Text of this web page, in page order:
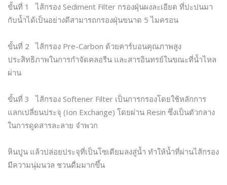
ขั้นที่ 1 ไส้กรอง Sediment Filter กรองฝุ่นผงละเอียด ที่ปะปนมา
กับน้ำได้เป็นอย่างดีสามารถกรองฝุ่นขนาด 5 ไมครอน
ขั้นที่ 2 ไส้กรอง Pre-Carbon ด้วยคาร์บอนคุณภาพสูง
ประสิทธิภาพในการกำจัดคลอรีน และสารอินทรย์ในขณะที่น้ำไหล
ผ่าน
ขั้นที่ 3 ไส้กรอง Softener Filter เป็นการกรองโดยใช้หลักการ
แลกเปลี่ยนประจุ (Ion Exchange) โดยผ่าน Resin ซึ่งเป็นตัวกลาง
ในการดูดสารละลาย จำพวก
หินปูน แล้วปล่อยประจุที่เป็นโซเดียมลงสู่น้ำ ทำให้น้ำที่ผ่านไส้กรอง
มีความนุ่มนวล ชวนดื่มมากขึ้น